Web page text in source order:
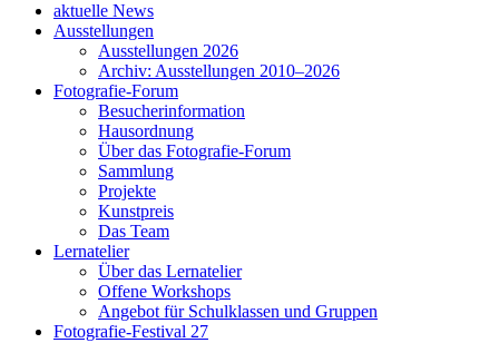
aktuelle News
Ausstellungen
Ausstellungen 2026
Archiv: Ausstellungen 2010–2026
Fotografie-Forum
Besucherinformation
Hausordnung
Über das Fotografie-Forum
Sammlung
Projekte
Kunstpreis
Das Team
Lernatelier
Über das Lernatelier
Offene Workshops
Angebot für Schulklassen und Gruppen
Fotografie-Festival 27